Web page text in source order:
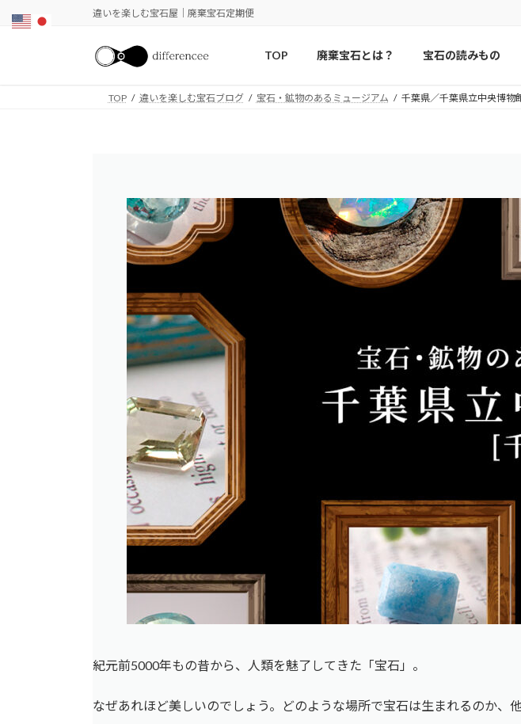
違いを楽しむ宝石屋｜廃棄宝石定期便
TOP 廃棄宝石とは？ 宝石の読みもの
TOP 違いを楽しむ宝石ブログ 宝石・鉱物のあるミュージアム 千葉県／千葉県立中央博物
紀元前5000年もの昔から、人類を魅了してきた「宝石」。
なぜあれほど美しいのでしょう。どのような場所で宝石は生まれるのか、